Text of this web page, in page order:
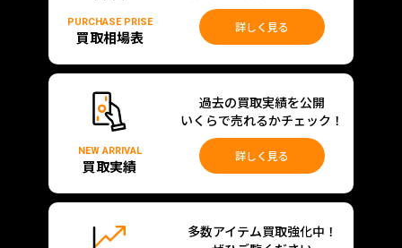
PURCHASE PRISE
買取相場表
詳しく見る
NEW ARRIVAL
買取実績
過去の買取実績を公開
いくらで売れるかチェック！
詳しく見る
多数アイテム買取強化中！